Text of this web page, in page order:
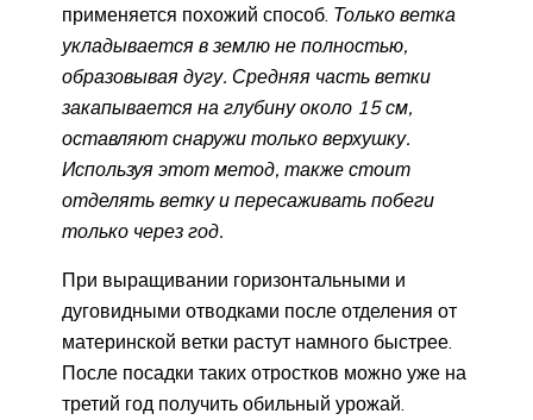
применяется похожий способ. Только ветка
укладывается в землю не полностью,
образовывая дугу. Средняя часть ветки
закапывается на глубину около 15 см,
оставляют снаружи только верхушку.
Используя этот метод, также стоит
отделять ветку и пересаживать побеги
только через год.
При выращивании горизонтальными и
дуговидными отводками после отделения от
материнской ветки растут намного быстрее.
После посадки таких отростков можно уже на
третий год получить обильный урожай.